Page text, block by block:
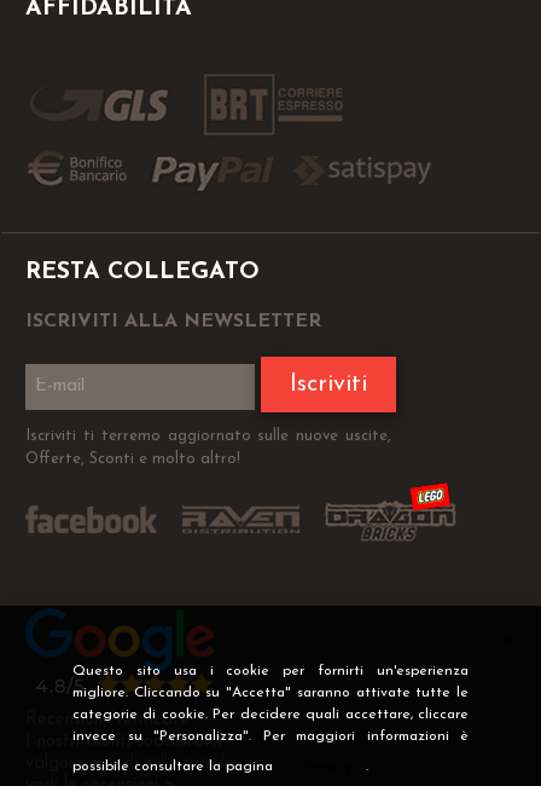
Questo sito usa i cookie per fornirti un'esperienza
migliore. Cliccando su "Accetta" saranno attivate tutte le
categorie di cookie. Per decidere quali accettare, cliccare
invece su "Personalizza". Per maggiori informazioni è
possibile consultare la pagina .
AFFIDABILITÀ
RESTA COLLEGATO
ISCRIVITI ALLA NEWSLETTER
Iscriviti
Iscriviti ti terremo aggiornato sulle nuove uscite,
Offerte, Sconti e molto altro!
Recensioni Verificate
I nostri clienti soddisfatti
valgono più di mille parole